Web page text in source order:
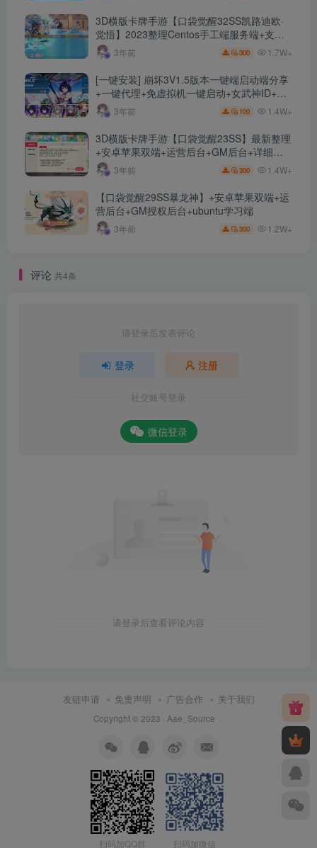
3D横版卡牌手游【口袋觉醒32SS凯路迪欧·
觉悟】2023整理Centos手工端服务端+支付
对接+安卓苹果双端+运营后台+GM授权后台
+代理后台
3年前 300 1.7W+
[一键安装] 崩坏3V1.5版本一键端启动端分享
+一键代理+免虚拟机一键启动+女武神ID+详
细指令+极简一键修改
3年前 100 1.4W+
3D横版卡牌手游【口袋觉醒23SS】最新整理
+安卓苹果双端+运营后台+GM后台+详细搭
建教程3年前 300 1.4W+
【口袋觉醒29SS暴龙神】+安卓苹果双端+运
营后台+GM授权后台+ubuntu学习端
3年前 300 1.2W+
评论 共4条
请登录后发表评论
登录 注册
社交账号登录
微信登录
请登录后查看评论内容
友链申请 免责声明 广告合作 关于我们
Copyright © 2023 · Aae_Source ·
扫码加QQ群 扫码加微信